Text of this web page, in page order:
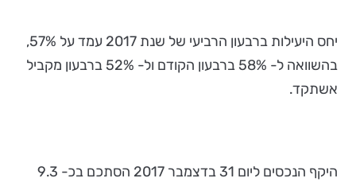
יחס היעילות ברבעון הרביעי של שנת 2017 עמד על 57%,
בהשוואה ל- 58% ברבעון הקודם ול- 52% ברבעון מקביל
אשתקד.
היקף הנכסים ליום 31 בדצמבר 2017 הסתכם בכ- 9.3